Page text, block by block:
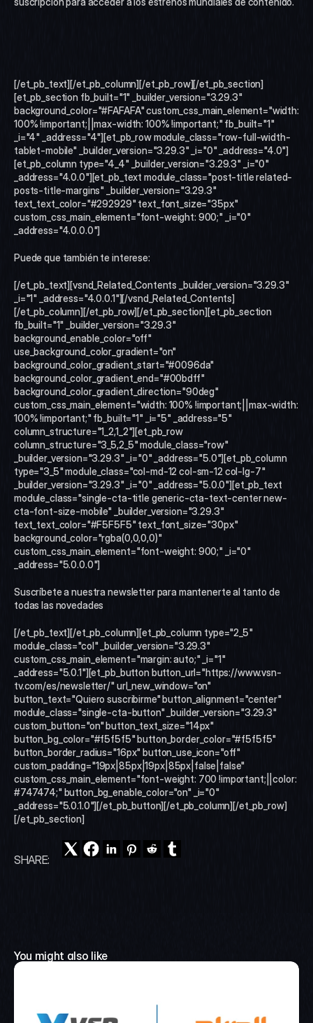
[/et_pb_text][/et_pb_column][/et_pb_row][/et_pb_section]
[et_pb_section fb_built="1" _builder_version="3.29.3"
background_color="#FAFAFA" custom_css_main_element="width:
100% !important;||max-width: 100% !important;" fb_built="1"
_i="4" _address="4"][et_pb_row module_class="row-full-width-
tablet-mobile" _builder_version="3.29.3" _i="0" _address="4.0"]
[et_pb_column type="4_4" _builder_version="3.29.3" _i="0"
_address="4.0.0"][et_pb_text module_class="post-title related-
posts-title-margins" _builder_version="3.29.3"
text_text_color="#292929" text_font_size="35px"
custom_css_main_element="font-weight: 900;" _i="0"
_address="4.0.0.0"]
Puede que también te interese:
[/et_pb_text][vsnd_Related_Contents _builder_version="3.29.3"
_i="1" _address="4.0.0.1"][/vsnd_Related_Contents]
[/et_pb_column][/et_pb_row][/et_pb_section][et_pb_section
fb_built="1" _builder_version="3.29.3"
background_enable_color="off"
use_background_color_gradient="on"
background_color_gradient_start="#0096da"
background_color_gradient_end="#00bdff"
background_color_gradient_direction="90deg"
custom_css_main_element="width: 100% !important;||max-width:
100% !important;" fb_built="1" _i="5" _address="5"
column_structure="1_2,1_2"][et_pb_row
column_structure="3_5,2_5" module_class="row"
_builder_version="3.29.3" _i="0" _address="5.0"][et_pb_column
type="3_5" module_class="col-md-12 col-sm-12 col-lg-7"
_builder_version="3.29.3" _i="0" _address="5.0.0"][et_pb_text
module_class="single-cta-title generic-cta-text-center new-
cta-font-size-mobile" _builder_version="3.29.3"
text_text_color="#F5F5F5" text_font_size="30px"
background_color="rgba(0,0,0,0)"
custom_css_main_element="font-weight: 900;" _i="0"
_address="5.0.0.0"]
Suscríbete a nuestra newsletter para mantenerte al tanto de
todas las novedades
[/et_pb_text][/et_pb_column][et_pb_column type="2_5"
module_class="col" _builder_version="3.29.3"
custom_css_main_element="margin: auto;" _i="1"
_address="5.0.1"][et_pb_button button_url="https://www.vsn-
tv.com/es/newsletter/" url_new_window="on"
button_text="Quiero suscribirme" button_alignment="center"
module_class="single-cta-button" _builder_version="3.29.3"
custom_button="on" button_text_size="14px"
button_bg_color="#f5f5f5" button_border_color="#f5f5f5"
button_border_radius="16px" button_use_icon="off"
custom_padding="19px|85px|19px|85px|false|false"
custom_css_main_element="font-weight: 700 !important;||color:
#747474;" button_bg_enable_color="on" _i="0"
_address="5.0.1.0"][/et_pb_button][/et_pb_column][/et_pb_row]
[/et_pb_section]
SHARE:
You might also like